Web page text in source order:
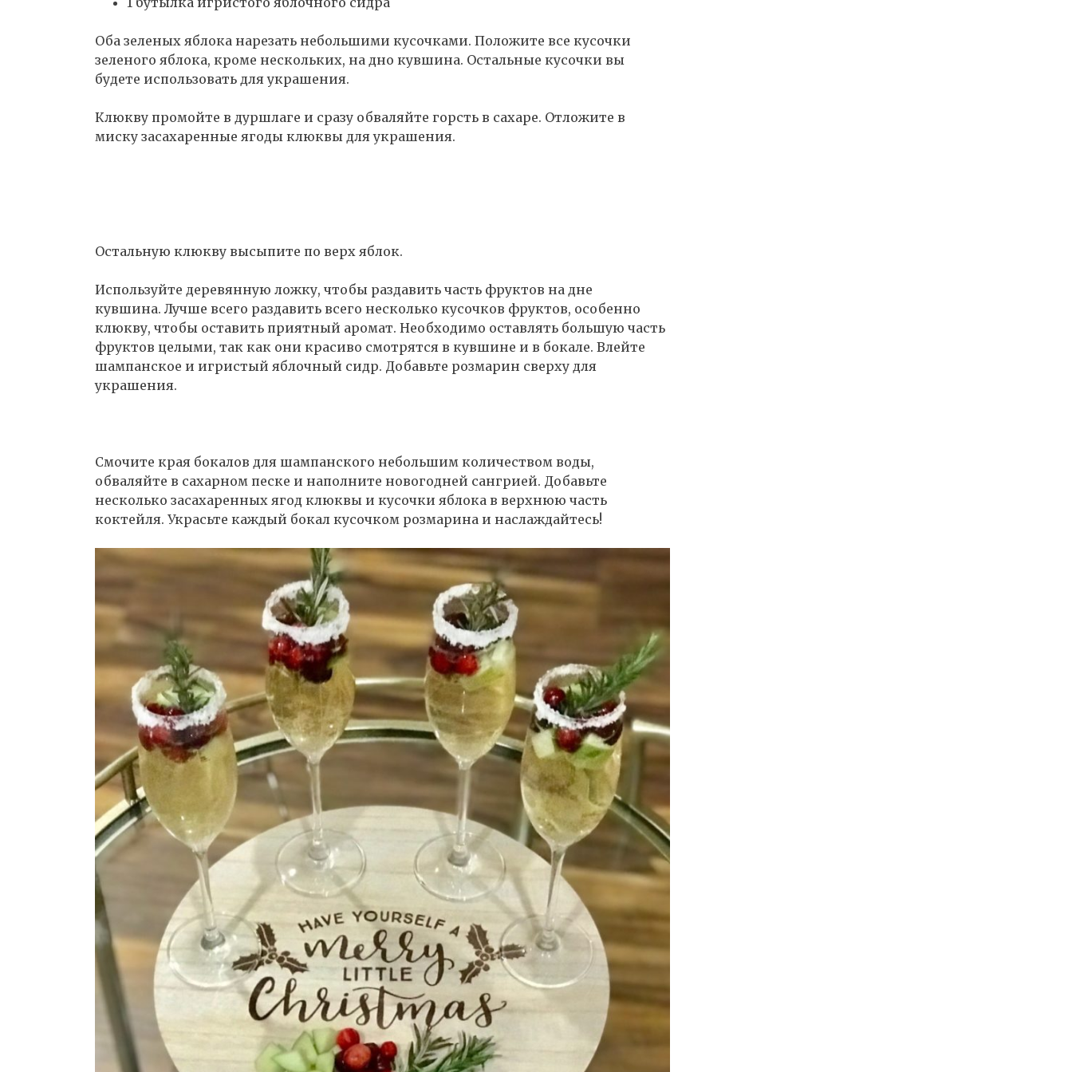
Оба зеленых яблока нарезать небольшими кусочками. Положите все кусочки
зеленого яблока, кроме нескольких, на дно кувшина. Остальные кусочки вы
будете использовать для украшения.
Клюкву промойте в дуршлаге и сразу обваляйте горсть в сахаре. Отложите в
миску засахаренные ягоды клюквы для украшения.
Остальную клюкву высыпите по верх яблок.
Используйте деревянную ложку, чтобы раздавить часть фруктов на дне
кувшина. Лучше всего раздавить всего несколько кусочков фруктов, особенно
клюкву, чтобы оставить приятный аромат. Необходимо оставлять большую часть
фруктов целыми, так как они красиво смотрятся в кувшине и в бокале. Влейте
шампанское и игристый яблочный сидр. Добавьте розмарин сверху для
украшения.
Смочите края бокалов для шампанского небольшим количеством воды,
обваляйте в сахарном песке и наполните новогодней сангрией. Добавьте
несколько засахаренных ягод клюквы и кусочки яблока в верхнюю часть
коктейля. Украсьте каждый бокал кусочком розмарина и наслаждайтесь!